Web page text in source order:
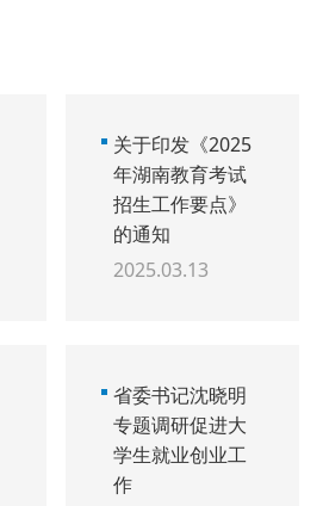
关于印发《2025
年湖南教育考试
招生工作要点》
的通知
2025.03.13
省委书记沈晓明
专题调研促进大
学生就业创业工
作